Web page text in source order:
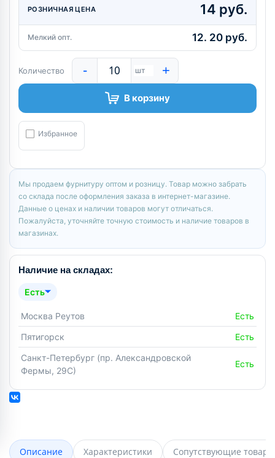
РОЗНИЧНАЯ ЦЕНА 14 руб.
Мелкий опт. 12. 20 руб.
Количество - шт +
В корзину
Избранное
Мы продаем фурнитуру оптом и розницу. Товар можно забрать
со склада после оформления заказа в интернет-магазине.
Данные о ценах и наличии товаров могут отличаться.
Пожалуйста, уточняйте точную стоимость и наличие товаров в
магазинах.
Наличие на складах:
Есть
Москва Реутов
Есть
Пятигорск
Есть
Санкт-Петербург (пр. Александровской
Фермы, 29С)
Есть
Описание Характеристики Сопутствующие товары